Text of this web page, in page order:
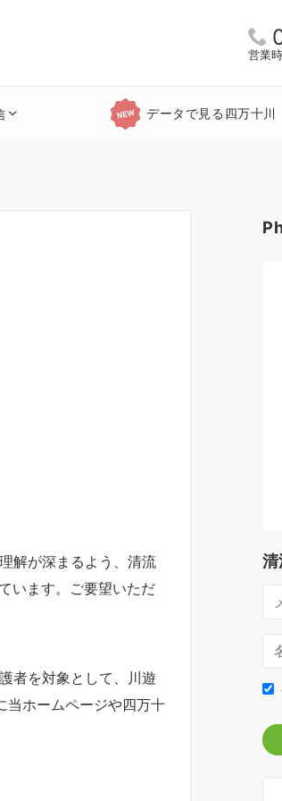
営業
データで見る四万十川
解が深まるよう、清流
います。ご要望いただ
者を対象として、川遊
当ホームページや四万十
清